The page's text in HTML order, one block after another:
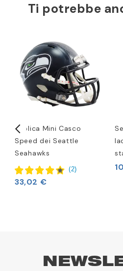
Ti potrebbe
Replica Mini Casco
Speed dei Seattle
Seahawks
(2)
33,02 €